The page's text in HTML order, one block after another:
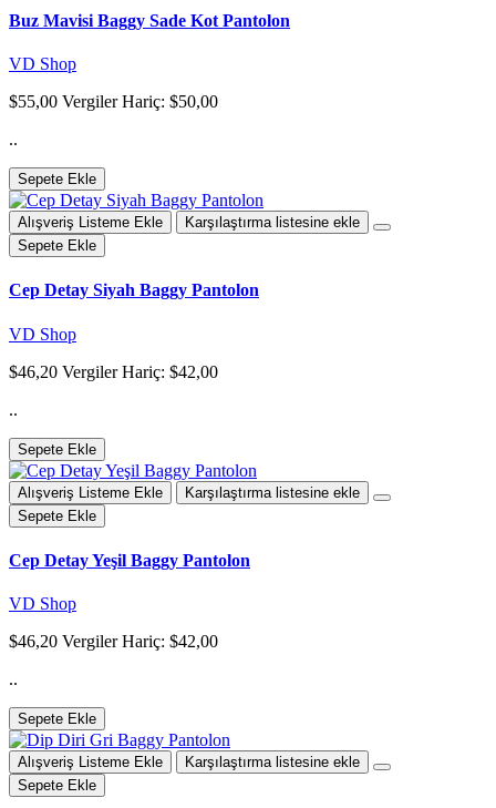
Buz Mavisi Baggy Sade Kot Pantolon
VD Shop
$55,00 Vergiler Hariç: $50,00
..
Sepete Ekle
Alışveriş Listeme Ekle
Karşılaştırma listesine ekle
Sepete Ekle
Cep Detay Siyah Baggy Pantolon
VD Shop
$46,20 Vergiler Hariç: $42,00
..
Sepete Ekle
Alışveriş Listeme Ekle
Karşılaştırma listesine ekle
Sepete Ekle
Cep Detay Yeşil Baggy Pantolon
VD Shop
$46,20 Vergiler Hariç: $42,00
..
Sepete Ekle
Alışveriş Listeme Ekle
Karşılaştırma listesine ekle
Sepete Ekle